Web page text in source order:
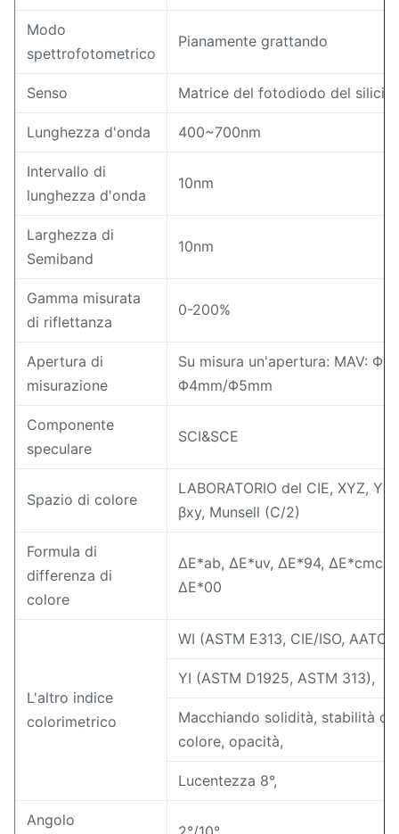
Modo
spettrofotometrico
Pianamente grattando
Senso Matrice del fotodiodo del
Lunghezza d'onda 400~700nm
Intervallo di
lunghezza d'onda
10nm
Larghezza di
Semiband
10nm
Gamma misurata
di riflettanza
0-200%
Apertura di
misurazione
Su misura un'apertura: MAV:
Φ4mm/Φ5mm
Componente
speculare
SCI&SCE
Spazio di colore
LABORATORIO del CIE, XYZ,
βxy, Munsell (C/2)
Formula di
differenza di
colore
ΔE*ab, ΔE*uv, ΔE*94, ΔE*cmc
ΔE*00
L'altro indice
colorimetrico
WI (ASTM E313, CIE/ISO,
YI (ASTM D1925, ASTM 313),
Macchiando solidità, stabilità
colore, opacità,
Lucentezza 8°,
Angolo